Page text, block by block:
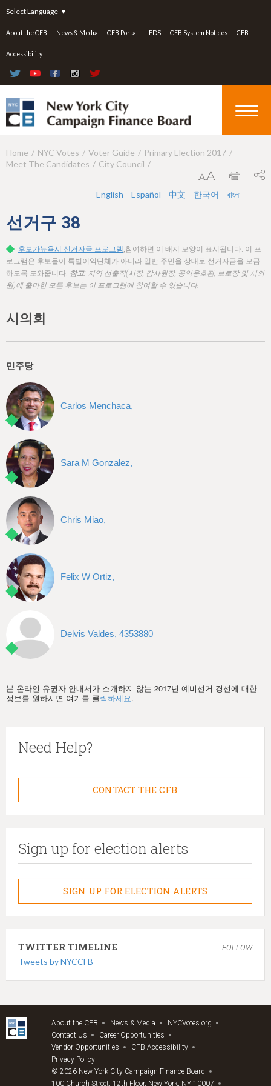
Select Language ▼
About the CFB News & Media CFB Portal IEDS CFB System Notices CFB
Accessibility
Y
a
r
e
h
r
e
Home NYC Votes Voter Guide
Primary Election 2017
Meet The Candidates
City Council
English Español 中文 한국어 বাংলা
선거구 38
후보가뉴욕시 선거자금 프로그램,참여하면 이 배지 모양이 표시됩니다. 이 프
로그램은 후보들이 특별이익단체가 아니라 일반 주민을 상대로 선거자금을 모금
하도록 도와줍니다. 참고: 지역 선출직(시장, 감사원장, 공익옹호관, 보로장 및 시의
원)에 출마한 모든 후보는 이 프로그램에 참여할 수 있습니다.
시의회
민주당
Carlos Menchaca,
Sara M Gonzalez,
Chris Miao,
Felix W Ortiz,
Delvis Valdes, 4353880
본 온라인 유권자 안내서가 소개하지 않는 2017년 예비선거 경선에 대한
정보를 원하시면 여기를 클릭하세요.
Need Help?
CONTACT THE CFB
Sign up for election alerts
SIGN UP FOR ELECTION ALERTS
TWITTER TIMELINE FOLLOW
Tweets by NYCCFB
About the CFB News & Media
NYCVotes.org
Contact Us
Career Opportunities
Vendor Opportunities
CFB Accessibility
Privacy Policy
© 2026 New York City Campaign Finance Board
100 Church Street, 12th Floor, New York, NY 10007